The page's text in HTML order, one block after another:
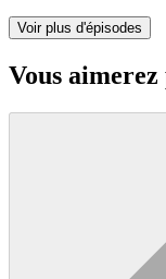
Voir plus d'épisodes
Vous